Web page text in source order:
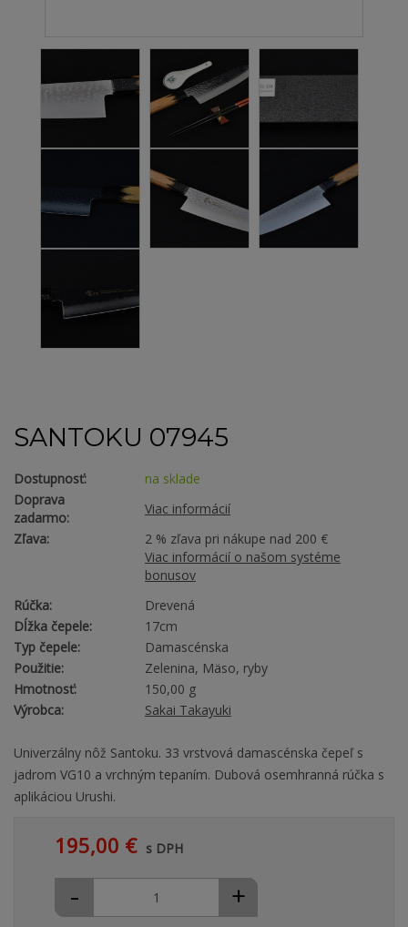
SANTOKU 07945
Dostupnosť:
na sklade
Doprava
zadarmo:
Viac informácií
Zľava:
2 % zľava pri nákupe nad 200 €
Viac informácií o našom systéme
bonusov
Rúčka:
Drevená
Dĺžka čepele:
17cm
Typ čepele:
Damascénska
Použitie:
Zelenina, Mäso, ryby
Hmotnosť:
150,00 g
Výrobca:
Sakai Takayuki
Univerzálny nôž Santoku. 33 vrstvová damascénska čepeľ s
jadrom VG10 a vrchným tepaním. Dubová osemhranná rúčka s
aplikáciou Urushi.
195,00 € s DPH
+
-